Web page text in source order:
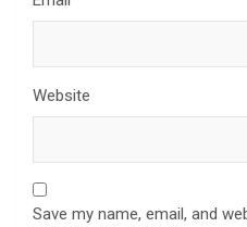
Website
Save my name, email, and